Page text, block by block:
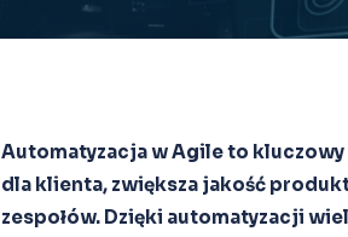
Automatyzacja w Agile to
dla klienta, zwiększa jakość
zespołów. Dzięki automatyzacji